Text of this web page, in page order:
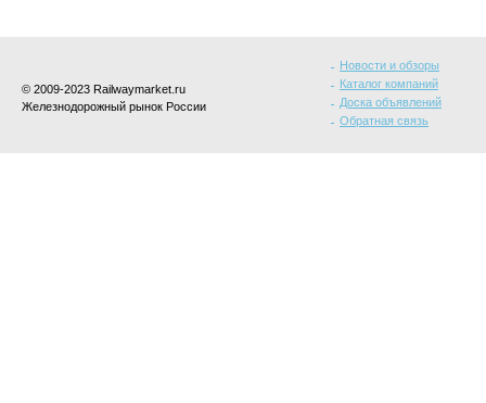
© 2009-2023 Railwaymarket.ru
Железнодорожный рынок России
Новости и обзоры
Каталог компаний
Доска объявлений
Обратная связь